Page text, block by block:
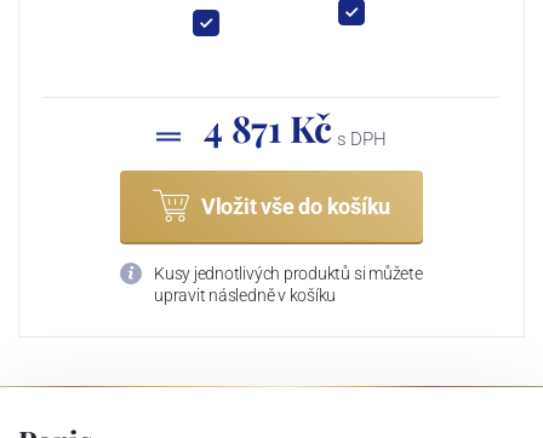
4 871 Kč s DPH
Vložit vše do košíku
Kusy jednotlivých produktů si můžete
upravit následně v košíku